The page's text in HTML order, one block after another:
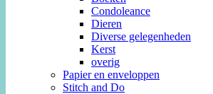
Condoleance
Dieren
Diverse gelegenheden
Kerst
overig
Papier en enveloppen
Stitch and Do